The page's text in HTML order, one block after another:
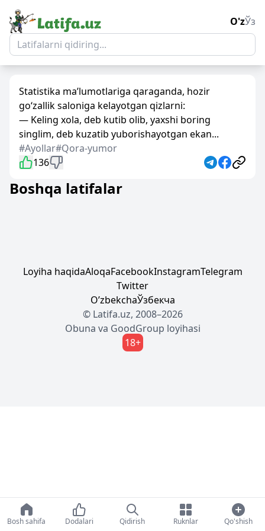
O'zЎз
Statistika ma’lumotlariga qaraganda, hozir
go‘zallik saloniga kelayotgan qizlarni:
— Keling xola, deb kutib olib, yaxshi boring
singlim, deb kuzatib yuborishayotgan ekan...
#Ayollar#Qora-yumor
136
Boshqa latifalar
Loyiha haqidaAloqaFacebookInstagramTelegram
Twitter
OʼzbekchaЎзбекча
© Latifa.uz, 2008–2026
Obuna va GoodGroup loyihasi
18+
Bosh sahifa Dodalari Qidirish Ruknlar Qo'shish